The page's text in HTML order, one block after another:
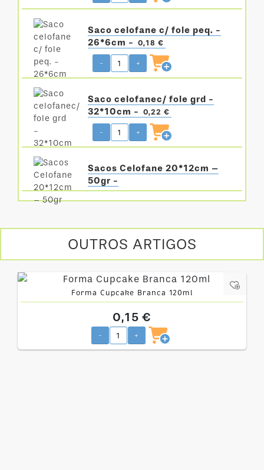
Saco celofane c/ fole peq. -
26*6cm -
0,18 €
- +
Saco celofanec/ fole grd -
32*10cm -
0,22 €
- +
Sacos Celofane 20*12cm –
50gr -
OUTROS ARTIGOS
Forma Cupcake Branca 120ml
0,15 €
- +